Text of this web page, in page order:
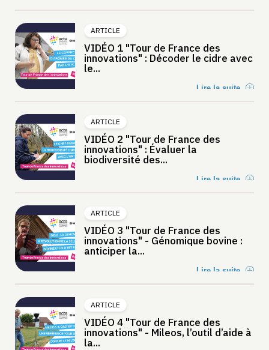
ARTICLE
VIDÉO 1 "Tour de France des
innovations" : Décoder le cidre avec
le...
Lire la suite
ARTICLE
VIDÉO 2 "Tour de France des
innovations" : Évaluer la
biodiversité des...
Lire la suite
ARTICLE
VIDÉO 3 "Tour de France des
innovations" - Génomique bovine :
anticiper la...
Lire la suite
ARTICLE
VIDÉO 4 "Tour de France des
innovations" - Mileos, l’outil d’aide à
la...